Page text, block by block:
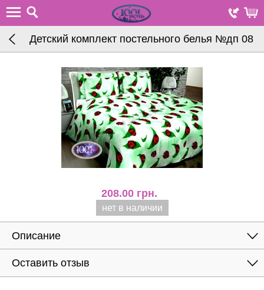
Детский комплект постельного белья №дп 08
208.00 грн.
нет в наличии
Описание
Оставить отзыв